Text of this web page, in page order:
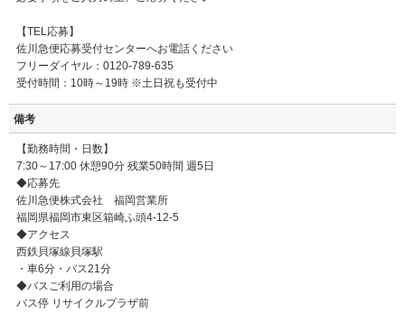
【TEL応募】
佐川急便応募受付センターへお電話ください
フリーダイヤル：0120-789-635
受付時間：10時～19時 ※土日祝も受付中
備考
【勤務時間・日数】
7:30～17:00 休憩90分 残業50時間 週5日
◆応募先
佐川急便株式会社 福岡営業所
福岡県福岡市東区箱崎ふ頭4-12-5
◆アクセス
西鉄貝塚線貝塚駅
・車6分・バス21分
◆バスご利用の場合
バス停 リサイクルプラザ前